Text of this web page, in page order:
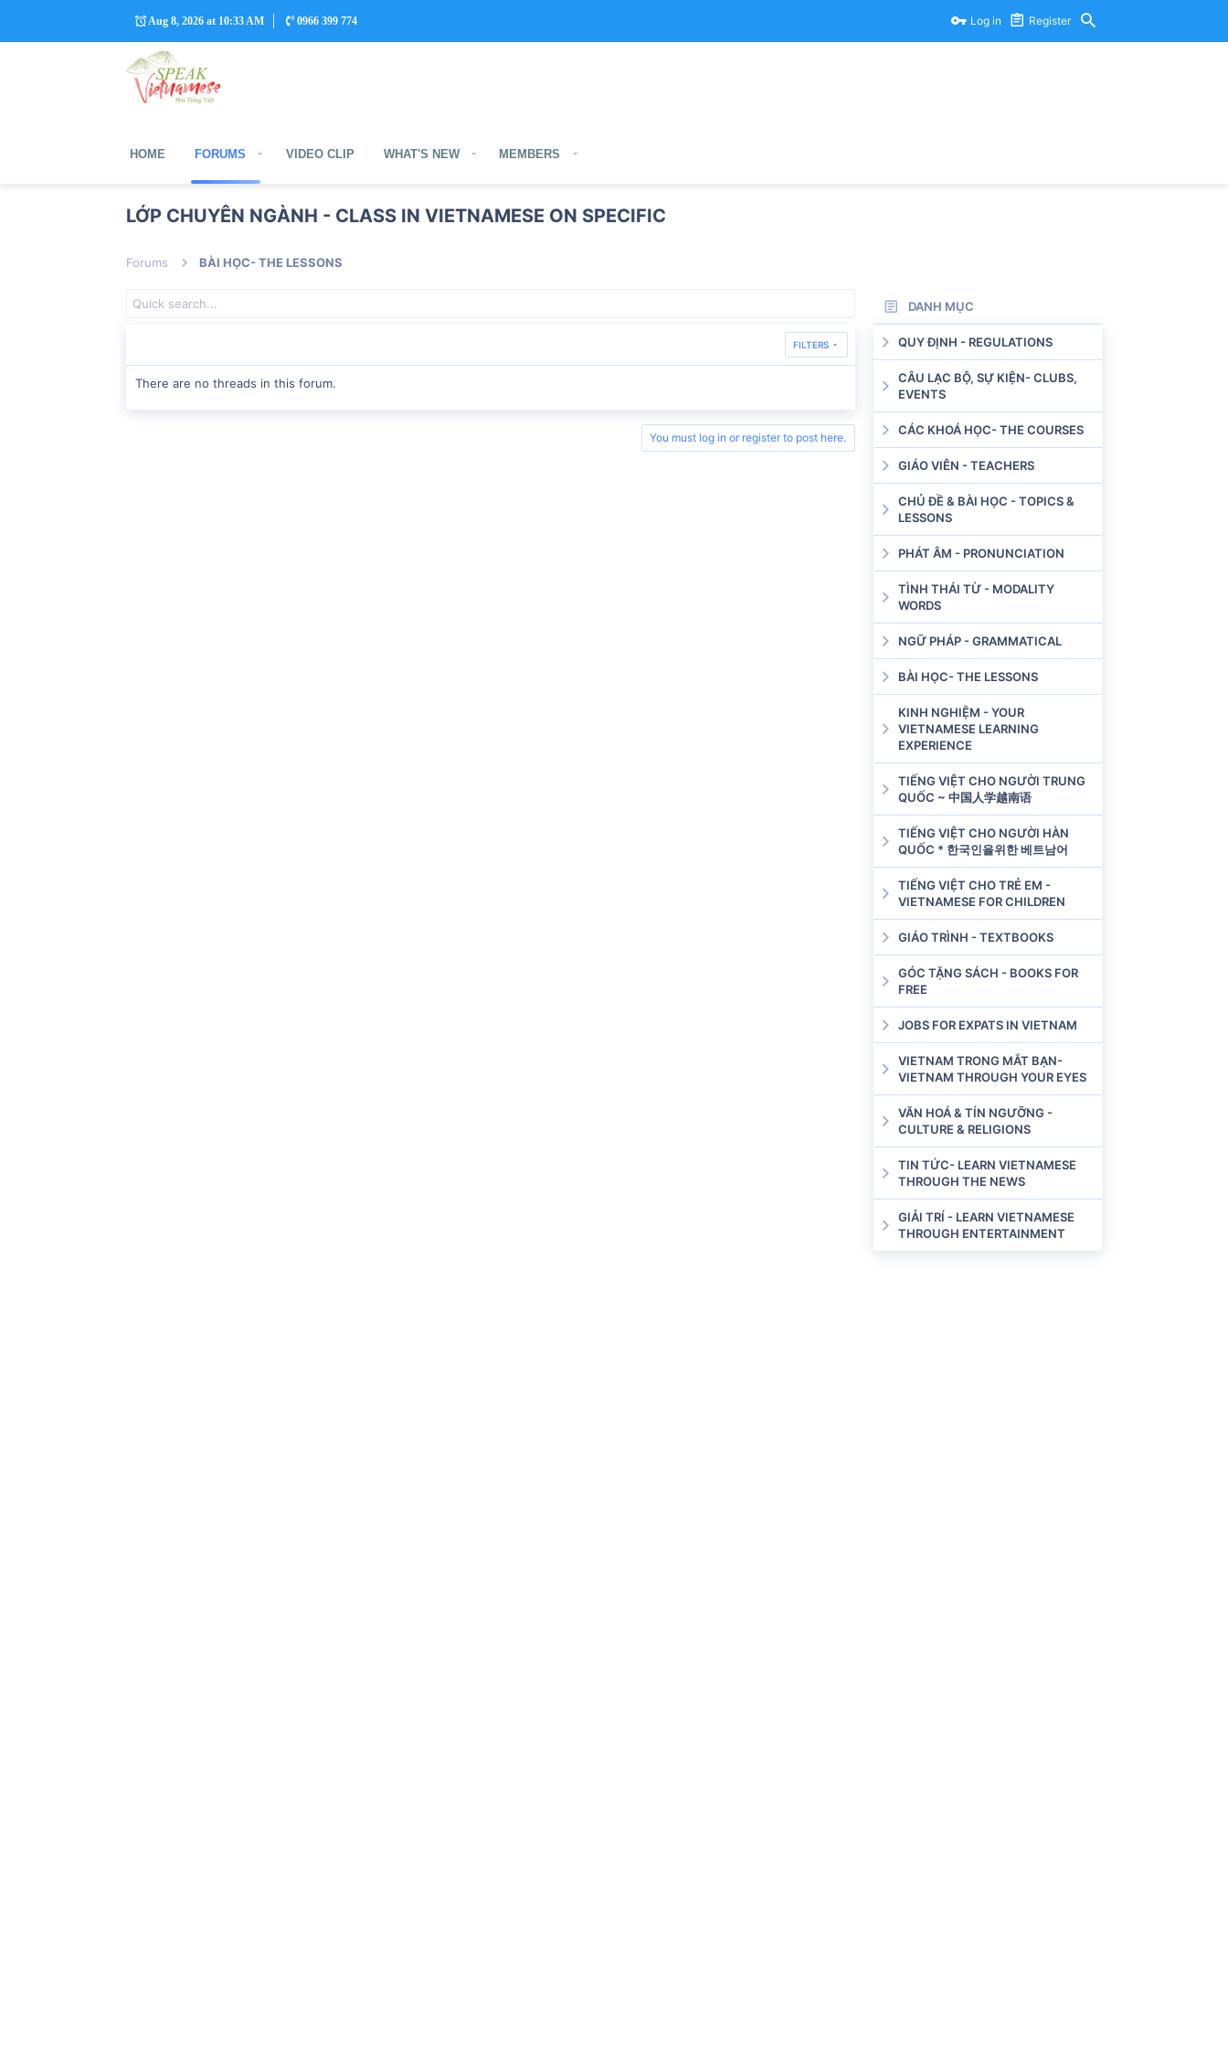
Aug 8, 2026 at 10:33 AM 0966 399 774 Log in Register
HOME FORUMS VIDEO CLIP WHAT'S NEW MEMBERS
LỚP CHUYÊN NGÀNH - CLASS IN VIETNAMESE ON SPECIFIC
Forums BÀI HỌC- THE LESSONS
FILTERS
There are no threads in this forum.
You must log in or register to post here.
DANH MỤC
QUY ĐỊNH - REGULATIONS
CÂU LẠC BỘ, SỰ KIỆN- CLUBS,
EVENTS
CÁC KHOÁ HỌC- THE COURSES
GIÁO VIÊN - TEACHERS
CHỦ ĐỀ & BÀI HỌC - TOPICS &
LESSONS
PHÁT ÂM - PRONUNCIATION
TÌNH THÁI TỪ - MODALITY
WORDS
NGỮ PHÁP - GRAMMATICAL
BÀI HỌC- THE LESSONS
KINH NGHIỆM - YOUR
VIETNAMESE LEARNING
EXPERIENCE
TIẾNG VIỆT CHO NGƯỜI TRUNG
QUỐC ~ 中国人学越南语
TIẾNG VIỆT CHO NGƯỜI HÀN
QUỐC * 한국인을위한 베트남어
TIẾNG VIỆT CHO TRẺ EM -
VIETNAMESE FOR CHILDREN
GIÁO TRÌNH - TEXTBOOKS
GÓC TẶNG SÁCH - BOOKS FOR
FREE
JOBS FOR EXPATS IN VIETNAM
VIETNAM TRONG MẮT BẠN-
VIETNAM THROUGH YOUR EYES
VĂN HOÁ & TÍN NGƯỠNG -
CULTURE & RELIGIONS
TIN TỨC- LEARN VIETNAMESE
THROUGH THE NEWS
GIẢI TRÍ - LEARN VIETNAMESE
THROUGH ENTERTAINMENT